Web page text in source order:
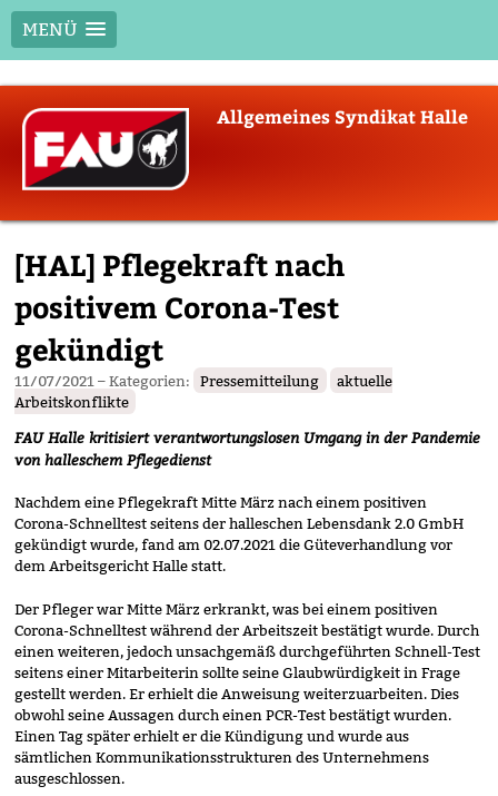
MENÜ
content
Allgemeines Syndikat Halle
[HAL] Pflegekraft nach
positivem Corona-Test
gekündigt
11/07/2021 – Kategorien: Pressemitteilung
aktuelle
Arbeitskonflikte
FAU Halle kritisiert verantwortungslosen Umgang in der Pandemie
von halleschem Pflegedienst
Nachdem eine Pflegekraft Mitte März nach einem positiven
Corona-Schnelltest seitens der halleschen Lebensdank 2.0 GmbH
gekündigt wurde, fand am 02.07.2021 die Güteverhandlung vor
dem Arbeitsgericht Halle statt.
Der Pfleger war Mitte März erkrankt, was bei einem positiven
Corona-Schnelltest während der Arbeitszeit bestätigt wurde. Durch
einen weiteren, jedoch unsachgemäß durchgeführten Schnell-Test
seitens einer Mitarbeiterin sollte seine Glaubwürdigkeit in Frage
gestellt werden. Er erhielt die Anweisung weiterzuarbeiten. Dies
obwohl seine Aussagen durch einen PCR-Test bestätigt wurden.
Einen Tag später erhielt er die Kündigung und wurde aus
sämtlichen Kommunikationsstrukturen des Unternehmens
ausgeschlossen.